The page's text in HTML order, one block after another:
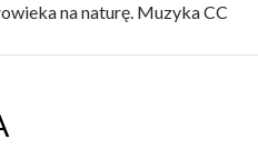
na naturę. Muzyka CC